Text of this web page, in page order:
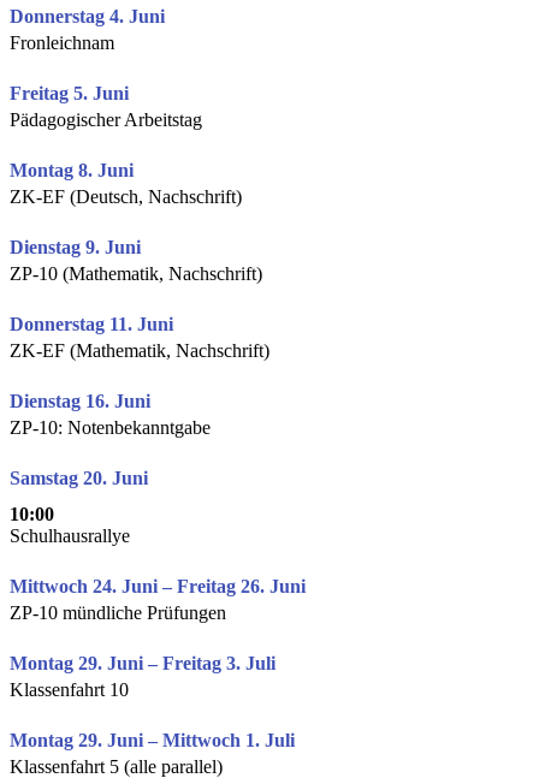
Donnerstag 4. Juni
Fronleichnam
Freitag 5. Juni
Pädagogischer Arbeitstag
Montag 8. Juni
ZK-EF (Deutsch, Nachschrift)
Dienstag 9. Juni
ZP-10 (Mathematik, Nachschrift)
Donnerstag 11. Juni
ZK-EF (Mathematik, Nachschrift)
Dienstag 16. Juni
ZP-10: Notenbekanntgabe
Samstag 20. Juni
10:00
Schulhausrallye
Mittwoch 24. Juni – Freitag 26. Juni
ZP-10 mündliche Prüfungen
Montag 29. Juni – Freitag 3. Juli
Klassenfahrt 10
Montag 29. Juni – Mittwoch 1. Juli
Klassenfahrt 5 (alle parallel)